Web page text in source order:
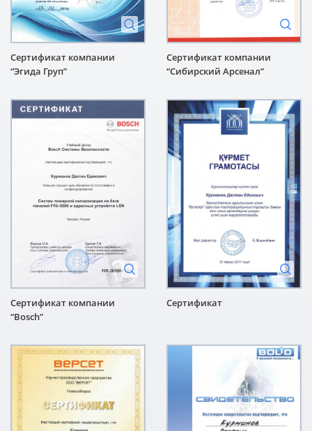
Сертификат компании
“Эгида Груп”
Сертификат компании
“Сибирский Арсенал”
Сертификат компании
“Bosch”
Сертификат